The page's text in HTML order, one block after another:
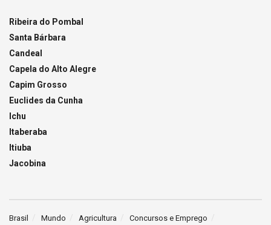
Ribeira do Pombal
Santa Bárbara
Candeal
Capela do Alto Alegre
Capim Grosso
Euclides da Cunha
Ichu
Itaberaba
Itiuba
Jacobina
Brasil Mundo Agricultura Concursos e Emprego